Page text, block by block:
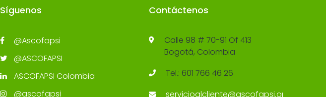
Síguenos
@Ascofapsi
@ASCOFAPSI
ASCOFAPSI Colombia
@ascofapsi
Contáctenos
Calle 98 # 70-91 Of 413
Bogotá, Colombia
Tel.: 601 766 46 26
servicioalcliente@ascofapsi.org.co